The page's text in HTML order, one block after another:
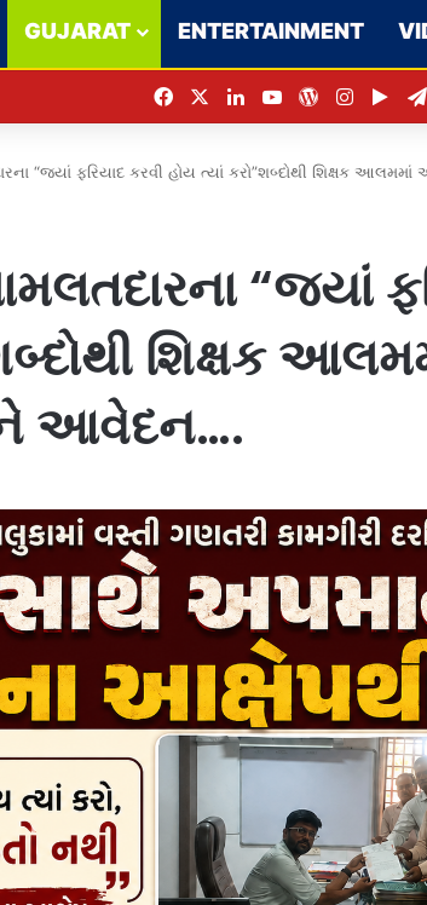
GUJARAT ENTERTAINMENT
FacebookLinkedInYouTubeWordPress
“જ્યાં ફરિયાદ કરવી હોય ત્યાં કરો”શબ્દોથી શિક્ષક
“જ્યાં
શિક્ષક
આવેદન….